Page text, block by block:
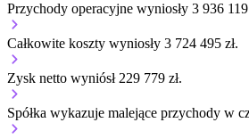
Przychody operacyjne wyniosły 3 936 119
Całkowite koszty wyniosły 3 724 495 zł.
Zysk netto wyniósł 229 779 zł.
Spółka wykazuje malejące przychody w